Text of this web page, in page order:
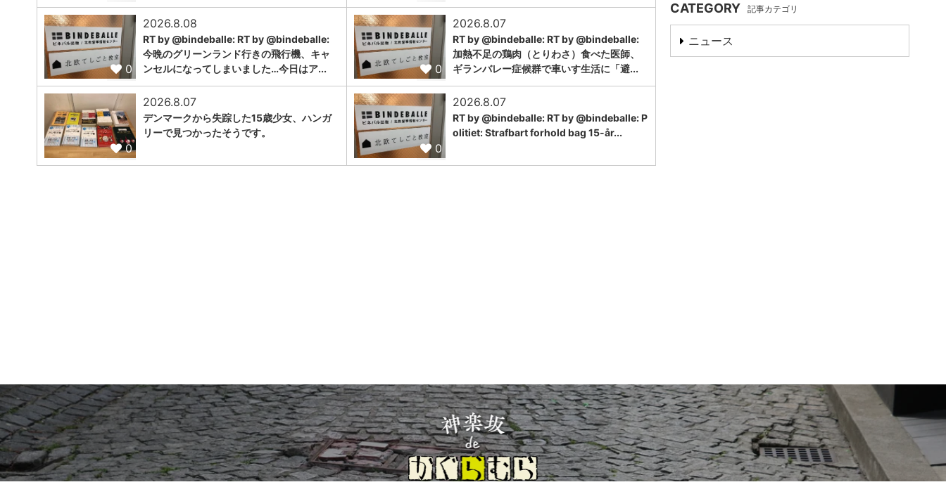
0
2026.8.08
RT by @bindeballe: RT by @bindeballe:
今晩のグリーンランド行きの飛行機、キャ
ンセルになってしまいました…今日はア...
0
2026.8.07
RT by @bindeballe: RT by @bindeballe:
加熱不足の鶏肉（とりわさ）食べた医師、
ギランバレー症候群で車いす生活に「避...
0
2026.8.07
デンマークから失踪した15歳少女、ハンガ
リーで見つかったそうです。
0
2026.8.07
RT by @bindeballe: RT by @bindeballe: P
olitiet: Strafbart forhold bag 15-år...
CATEGORY 記事カテゴリ
ニュース